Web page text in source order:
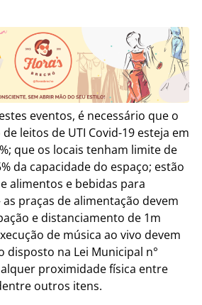
eventos, é necessário que o
leitos de UTI Covid-19 esteja em
que os locais tenham limite de
da capacidade do espaço; estão
alimentos e bebidas para
praças de alimentação devem
e distanciamento de 1m
de música ao vivo devem
disposto na Lei Municipal n°
proximidade física entre
outros itens.